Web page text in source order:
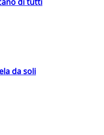
da soli